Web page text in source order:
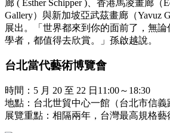
廊 ( Esther Schipper )、香港馬凌畫廊（
Gallery）與新加坡亞武茲畫廊（Yavuz
展出。「世界都來到你的面前了，無
學者，都值得去欣賞。」孫啟越說。
台北當代藝術博覽會
時間：5 月 20 至 22 日11:00～18:30
地點：台北世貿中心一館（台北市信義
展覽重點：相隔兩年，台灣最高規格